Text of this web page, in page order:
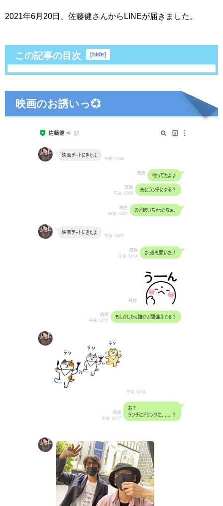
2021年6月20日、佐藤健さんからLINEが届きました。
この記事の目次 hide
映画のお誘いっ💞